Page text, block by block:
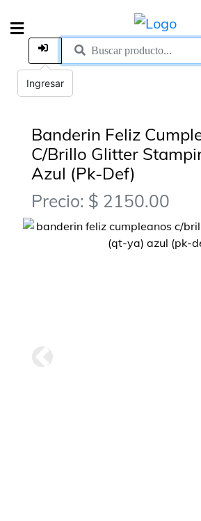
Banderin Feliz
C/Brillo Glitter
Azul (Pk-Def)
Precio: $ 2150.00
Ingresar